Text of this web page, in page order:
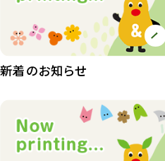
植物園 その他
イベント
新着のお知らせ